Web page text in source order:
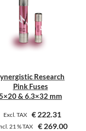
Research
Pink Fuses
& 6.3×32 mm
Excl. TAX €222.31
21 %TAX €269.00